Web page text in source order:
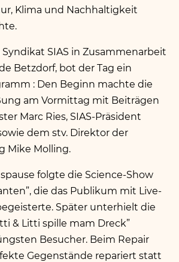
Klima und Nachhaltigkeit
SIAS in Zusammenarbeit
Betzdorf, bot der Tag ein
: Den Beginn machte die
am Vormittag mit Beiträgen
Marc Ries, SIAS-Präsident
dem stv. Direktor der
Mike Molling.
folgte die Science-Show
die das Publikum mit Live-
Später unterhielt die
& Litti spille mam Dreck”
Besucher. Beim Repair
Gegenstände repariert statt